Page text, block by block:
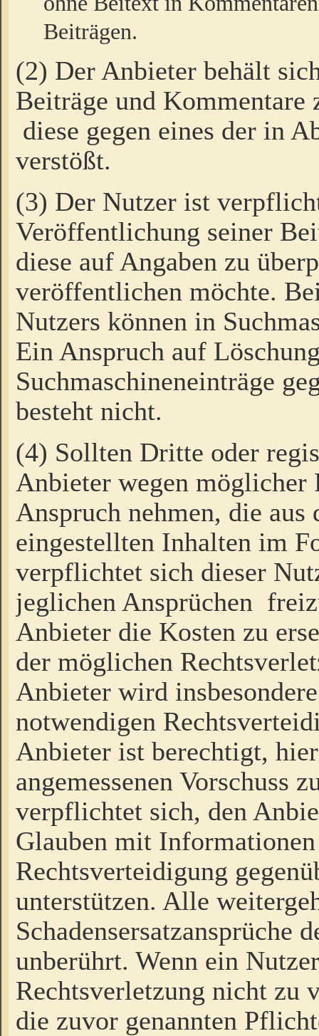
Beiträgen.
(2) Der Anbieter behält
Beiträge und Kommentare
diese gegen eines der in
verstößt.
(3) Der Nutzer ist
Veröffentlichung seiner
diese auf Angaben zu
veröffentlichen möchte.
Nutzers können in
Ein Anspruch auf
Suchmaschineneinträge
besteht nicht.
(4) Sollten Dritte oder
Anbieter wegen möglicher
Anspruch nehmen, die
eingestellten Inhalten im
verpflichtet sich dieser
jeglichen Ansprüchen
Anbieter die Kosten zu
der möglichen
Anbieter wird
notwendigen
Anbieter ist berechtigt,
angemessenen Vorschuss
verpflichtet sich, den
Glauben mit
Rechtsverteidigung
unterstützen. Alle
Schadensersatzansprüche
unberührt. Wenn ein
Rechtsverletzung nicht zu
die zuvor genannten